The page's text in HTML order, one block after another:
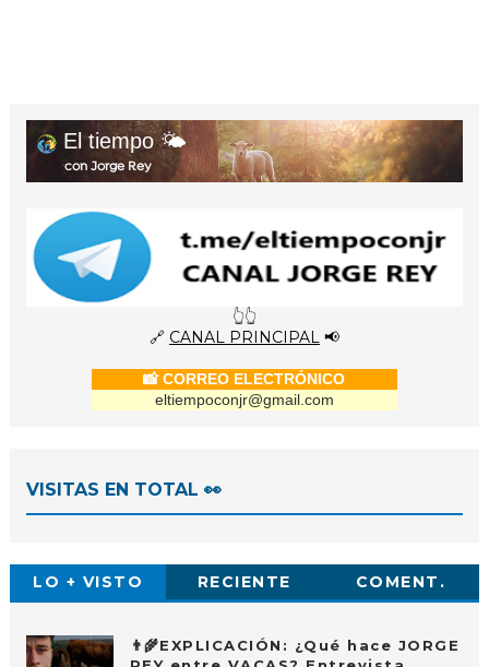
El tiempo 🌤️
con Jorge Rey
👆👆
🔗 CANAL PRINCIPAL 📢
📸 CORREO ELECTRÓNICO
eltiempoconjr@gmail.com
VISITAS EN TOTAL 👀
LO + VISTO RECIENTE COMENT.
👨‍🌾EXPLICACIÓN: ¿Qué hace JORGE